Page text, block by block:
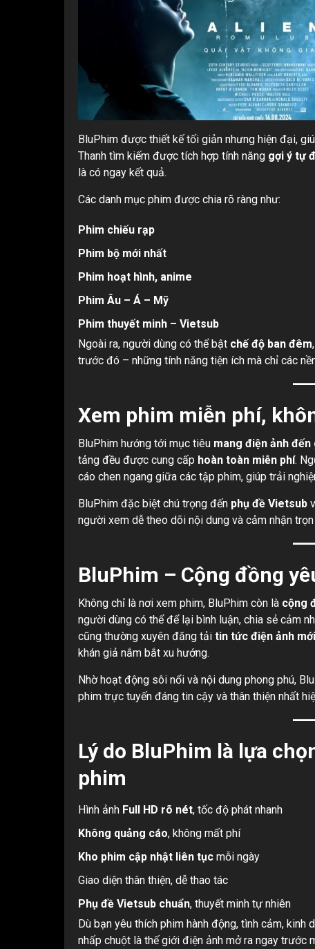
BluPhim được thiết kế tối giản nhưng hiện đại,
Thanh tìm kiếm được tích hợp tính năng gợi ý tự
là có ngay kết quả.
Các danh mục phim được chia rõ ràng như:
Phim chiếu rạp
Phim bộ mới nhất
Phim hoạt hình, anime
Phim Âu – Á – Mỹ
Phim thuyết minh – Vietsub
Ngoài ra, người dùng có thể bật chế độ ban đêm,
trước đó – những tính năng tiện ích mà chỉ các
Xem phim miễn phí,
BluPhim hướng tới mục tiêu mang điện ảnh
tảng đều được cung cấp hoàn toàn miễn phí.
cáo chen ngang giữa các tập phim, giúp trải
BluPhim đặc biệt chú trọng đến phụ đề Vietsub
người xem dễ theo dõi nội dung và cảm nhận
BluPhim – Cộng đồng
Không chỉ là nơi xem phim, BluPhim còn là cộng
người dùng có thể để lại bình luận, chia sẻ cảm
cũng thường xuyên đăng tải tin tức điện ảnh
khán giả nắm bắt xu hướng.
Nhờ hoạt động sôi nổi và nội dung phong phú,
phim trực tuyến đáng tin cậy và thân thiện nhất
Lý do BluPhim là lựa
phim
Hình ảnh Full HD rõ nét, tốc độ phát nhanh
Không quảng cáo, không mất phí
Kho phim cập nhật liên tục mỗi ngày
Giao diện thân thiện, dễ thao tác
Phụ đề Vietsub chuẩn, thuyết minh tự nhiên
Dù bạn yêu thích phim hành động, tình cảm,
nhấp chuột là thế giới điện ảnh mở ra ngay trước